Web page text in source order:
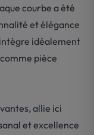
courbe a été
et élégance
idéalement
pièce
allie ici
et excellence